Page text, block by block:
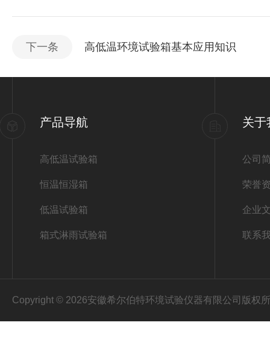
下一条 高低温环境试验箱基本应用知识
产品导航
高低温试验箱
恒温恒湿箱
低温试验箱
箱式淋雨试验箱
关于
公司
荣誉
企业
联系
Copyright © 2026安徽希尔伯特环境试验仪器有限公司版